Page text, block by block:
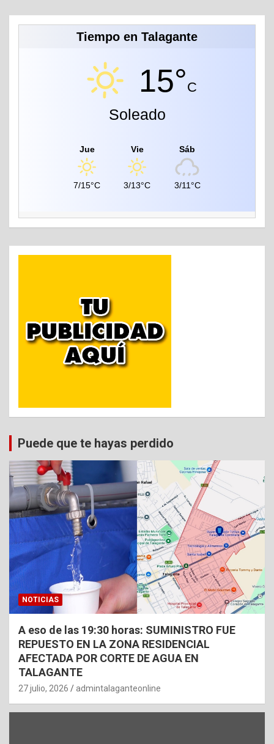
Tiempo en Talagante
15°C
Soleado
Jue
7/15°C
Vie
3/13°C
Sáb
3/11°C
Puede que te hayas perdido
NOTICIAS
A eso de las 19:30 horas: SUMINISTRO FUE
REPUESTO EN LA ZONA RESIDENCIAL
AFECTADA POR CORTE DE AGUA EN
TALAGANTE
27 julio, 2026 admintalaganteonline